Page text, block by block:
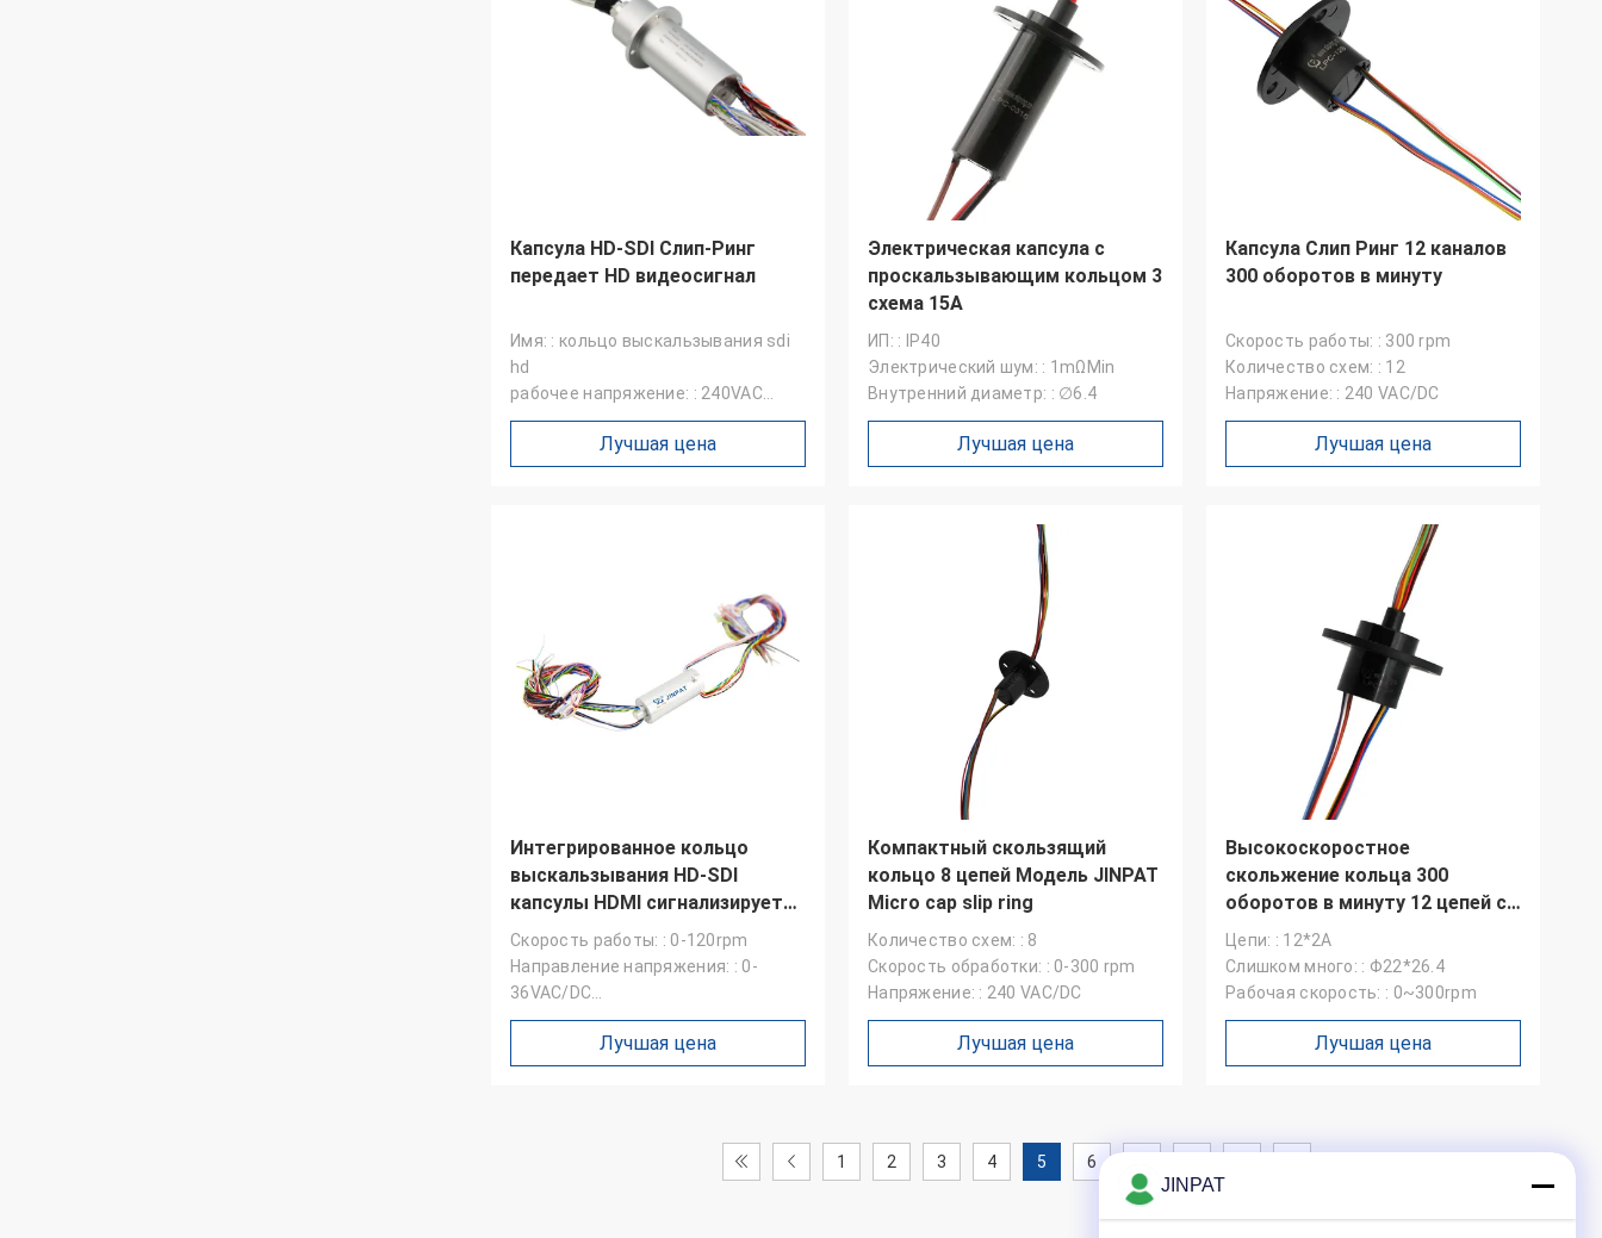
Капсула HD-SDI Слип-Ринг
передает HD видеосигнал
Имя: : кольцо выскальзывания sdi
hd
рабочее напряжение: : 240VAC
Количество схем: : 81
Лучшая цена
Электрическая капсула с
проскальзывающим кольцом 3
схема 15А
ИП: : IP40
Электрический шум: : 1mΩMin
Внутренний диаметр: : ∅6.4
Лучшая цена
Капсула Слип Ринг 12 каналов
300 оборотов в минуту
Скорость работы: : 300 rpm
Количество схем: : 12
Напряжение: : 240 VAC/DC
Лучшая цена
Интегрированное кольцо
выскальзывания HD-SDI
капсулы HDMI сигнализирует
120rpm
Скорость работы: : 0-120rpm
Направление напряжения: : 0-
36VAC/DC
температура: : 45℃~+70℃
Лучшая цена
Компактный скользящий
кольцо 8 цепей Модель JINPAT
Micro cap slip ring
Количество схем: : 8
Скорость обработки: : 0-300 rpm
Напряжение: : 240 VAC/DC
Лучшая цена
Высокоскоростное
скольжение кольца 300
оборотов в минуту 12 цепей с
золото-золото контакты
Цепи: : 12*2А
Слишком много: : Φ22*26.4
Рабочая скорость: : 0~300rpm
Лучшая цена
1 2 3 4 5 6
JINPAT